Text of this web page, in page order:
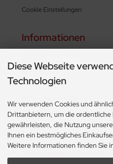
Cookie Einstellungen
Informationen
Zahlungsarten
AGB
Datenschutzerklärung
Sitemap
Zahlungsmethoden
Diese Webseite
Technologien
Wir verwenden Cookies und
Drittanbietern, um die ordentliche
gewährleisten, die Nutzung
Ihnen ein bestmögliches
Weitere Informationen finden Sie